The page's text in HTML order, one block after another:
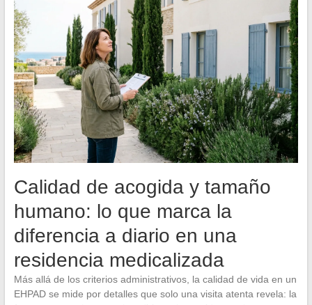
Calidad de acogida y tamaño
humano: lo que marca la
diferencia a diario en una
residencia medicalizada
Más allá de los criterios administrativos, la calidad de vida en un
EHPAD se mide por detalles que solo una visita atenta revela: la